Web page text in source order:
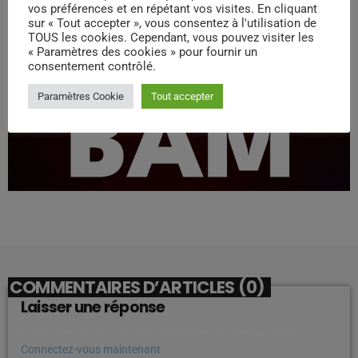
COMMENTAIRES D’ARTICLES (0)
Laisser une réponse
Connectez-vous maintenant
vos préférences et en répétant vos visites. En cliquant
sur « Tout accepter », vous consentez à l'utilisation de
TOUS les cookies. Cependant, vous pouvez visiter les
« Paramètres des cookies » pour fournir un
consentement contrôlé.
Paramètres Cookie Tout accepter